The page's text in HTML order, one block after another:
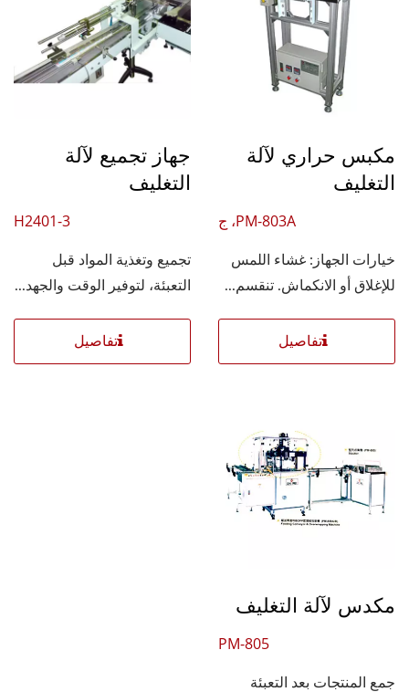
مكبس حراري لآلة
التغليف
PM-803A، ج
خيارات الجهاز: غشاء اللمس
للإغلاق أو الانكماش. تنقسم...
تفاصيل
جهاز تجميع لآلة
التغليف
H2401-3
تجميع وتغذية المواد قبل
التعبئة، لتوفير الوقت والجهد...
تفاصيل
مكدس لآلة التغليف
PM-805
جمع المنتجات بعد التعبئة